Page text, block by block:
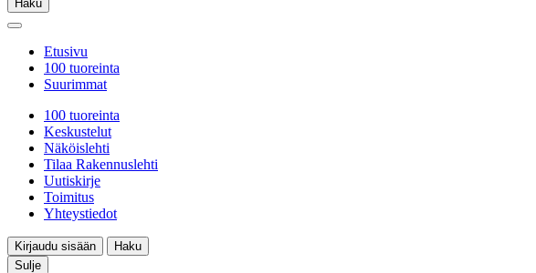
Haku
Etusivu
100 tuoreinta
Suurimmat
100 tuoreinta
Keskustelut
Näköislehti
Tilaa Rakennuslehti
Uutiskirje
Toimitus
Yhteystiedot
Kirjaudu sisään
Haku
Sulje